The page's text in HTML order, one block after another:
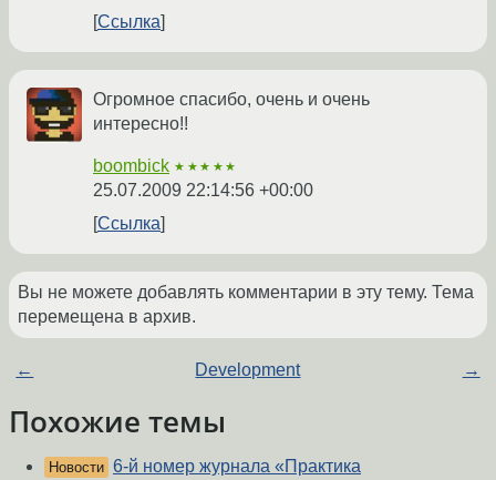
Ссылка
Огромное спасибо, очень и очень
интересно!!
boombick ★★★★★
25.07.2009 22:14:56 +00:00
Ссылка
Вы не можете добавлять комментарии в эту тему. Тема
перемещена в архив.
← Development →
Похожие темы
Новости 6-й номер журнала «Практика